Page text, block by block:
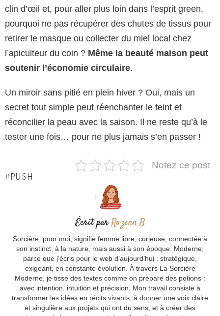
clin d’œil et, pour aller plus loin dans l’esprit green,
pourquoi ne pas récupérer des chutes de tissus pour
retirer le masque ou collecter du miel local chez
l’apiculteur du coin ? Même la beauté maison peut
soutenir l’économie circulaire.
Un miroir sans pitié en plein hiver ? Oui, mais un
secret tout simple peut réenchanter le teint et
réconcilier la peau avec la saison. Il ne reste qu’à le
tester une fois… pour ne plus jamais s’en passer !
Notez ce post
PUSH
Écrit parRozenn B
Sorcière, pour moi, signifie femme libre, curieuse, connectée à
son instinct, à la nature, mais aussi à son époque. Moderne,
parce que j’écris pour le web d’aujourd’hui : stratégique,
exigeant, en constante évolution. À travers La Sorcière
Moderne, je tisse des textes comme on prépare des potions :
avec intention, intuition et précision. Mon travail consiste à
transformer les idées en récits vivants, à donner une voix claire
et singulière aux projets qui ont du sens, et à créer des